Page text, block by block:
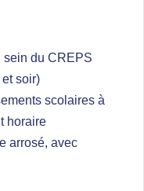
sein du CREPS
soir)
scolaires à
horaire
arrosé, avec